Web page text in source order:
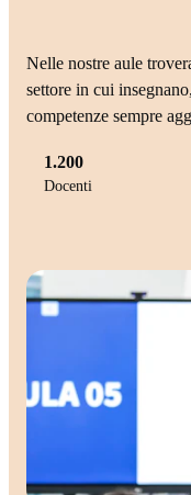
Nelle nostre aule
settore in cui
competenze sempre
1.200
Docenti